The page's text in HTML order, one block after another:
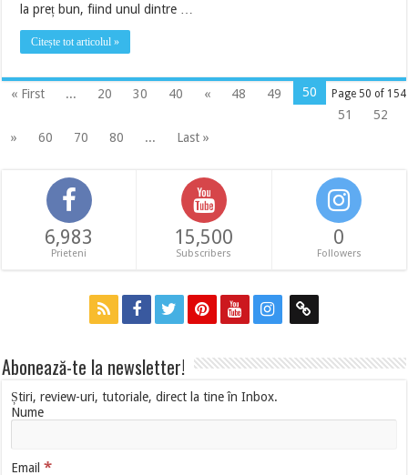
la preț bun, fiind unul dintre …
Citește tot articolul »
Page 50 of 154
« First ... 20 30 40 « 48 49
50
51
52
»
60 70 80 ... Last »
6,983
Prieteni
15,500
Subscribers
0
Followers
Abonează-te la newsletter!
Știri, review-uri, tutoriale, direct la tine în Inbox.
Nume
Email*